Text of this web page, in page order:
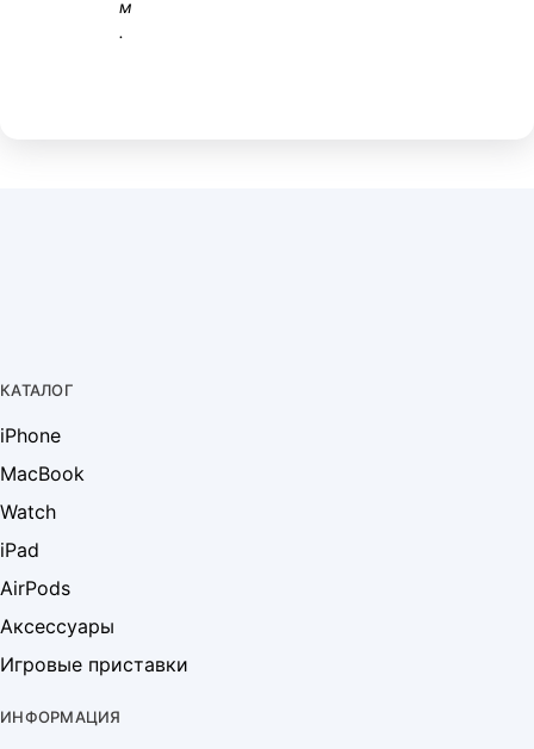
м
.
КАТАЛОГ
iPhone
MacBook
Watch
iPad
AirPods
Аксессуары
Игровые приставки
ИНФОРМАЦИЯ